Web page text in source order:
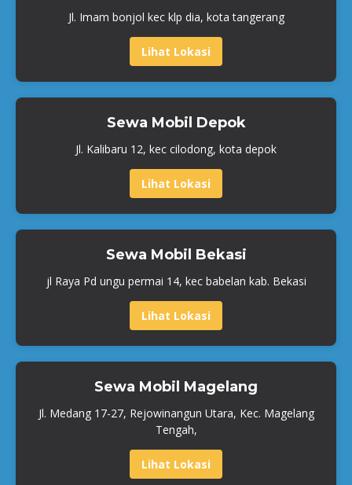
Jl. Imam bonjol kec klp dia, kota tangerang
Lihat Lokasi
Sewa Mobil Depok
Jl. Kalibaru 12, kec cilodong, kota depok
Lihat Lokasi
Sewa Mobil Bekasi
jl Raya Pd ungu permai 14, kec babelan kab. Bekasi
Lihat Lokasi
Sewa Mobil Magelang
Jl. Medang 17-27, Rejowinangun Utara, Kec. Magelang
Tengah,
Lihat Lokasi